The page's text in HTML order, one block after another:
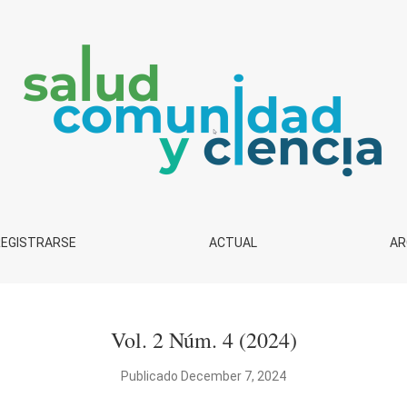
Comunidad y Ciencia"
ACTUAL
Vol. 2 Núm. 4 (2024)
Publicado December 7, 2024